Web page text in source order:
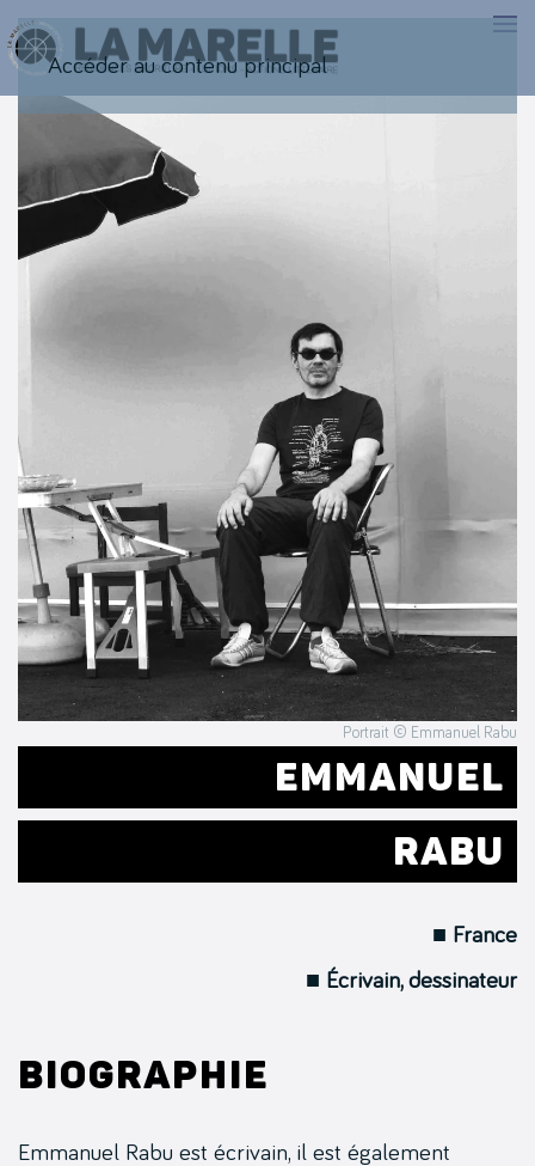
Accéder au contenu principal
Portrait © Emmanuel Rabu
EMMANUEL
RABU
■ France
■ Écrivain, dessinateur
Biographie
Emmanuel Rabu est écrivain, il est également